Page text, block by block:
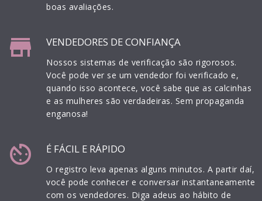
boas avaliações.
store VENDEDORES DE CONFIANÇA
Nossos sistemas de verificação são rigorosos.
Você pode ver se um vendedor foi verificado e,
quando isso acontece, você sabe que as calcinhas
e as mulheres são verdadeiras. Sem propaganda
enganosa!
av_timer É FÁCIL E RÁPIDO
O registro leva apenas alguns minutos. A partir daí,
você pode conhecer e conversar instantaneamente
com os vendedores. Diga adeus ao hábito de